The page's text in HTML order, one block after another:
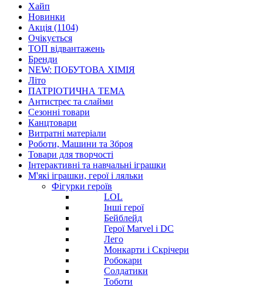
Хайп
Новинки
Акція (1104)
Очікується
ТОП відвантажень
Бренди
NEW: ПОБУТОВА ХІМІЯ
Літо
ПАТРІОТИЧНА ТЕМА
Антистрес та слайми
Сезонні товари
Канцтовари
Витратні матеріали
Роботи, Машини та Зброя
Товари для творчості
Інтерактивні та навчальні іграшки
М'які іграшки, герої і ляльки
Фігурки героїв
LOL
Інші герої
Бейблейд
Герої Marvel і DC
Лего
Монкарти і Скрічери
Робокари
Солдатики
Тоботи